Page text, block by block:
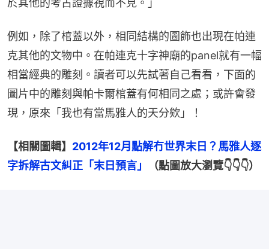
於其他的考古證據視而不見。」
例如，除了棺蓋以外，相同結構的圖飾也出現在帕連
克其他的文物中。在帕連克十字神廟的panel就有一幅
相當經典的雕刻。讀者可以先試著自己看看，下面的
圖片中的雕刻與帕卡爾棺蓋有何相同之處；或許會發
現，原來「我也有當馬雅人的天分欸」！
【相關圖輯】 2012年12月點解冇世界末日？馬雅人逐
字拆解古文糾正「末日預言」
（點圖放大瀏覽👇👇👇）